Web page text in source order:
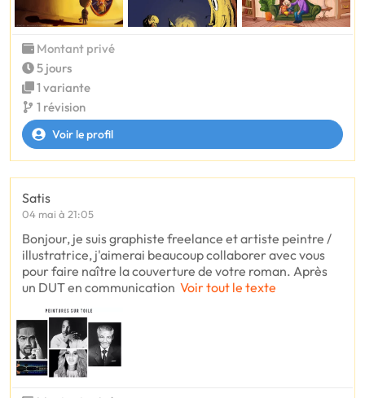
Montant privé
5 jours
1 variante
1 révision
Voir le profil
Satis
04 mai à 21:05
Bonjour, je suis graphiste freelance et artiste peintre /
illustratrice, j'aimerai beaucoup collaborer avec vous
pour faire naître la couverture de votre roman. Après
un DUT en communication Voir tout le texte